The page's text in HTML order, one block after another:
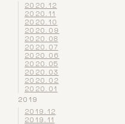
2020.12
2020.11
2020.10
2020.09
2020.08
2020.07
2020.06
2020.05
2020.03
2020.02
2020.01
2019
2019.12
2019.11